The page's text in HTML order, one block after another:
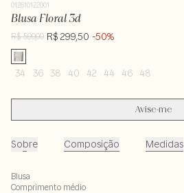
012610122001
Blusa Floral 3d
R$ 599,00 R$ 299,50 -50%
34 36 38 40 42 44 46 48
Avise-me
Sobre Composição Medidas
Blusa
Comprimento médio